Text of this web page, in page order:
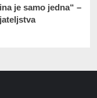
je samo jedna“ –